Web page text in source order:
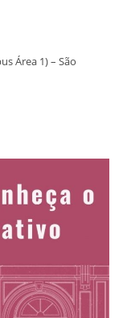
Área 1) – São